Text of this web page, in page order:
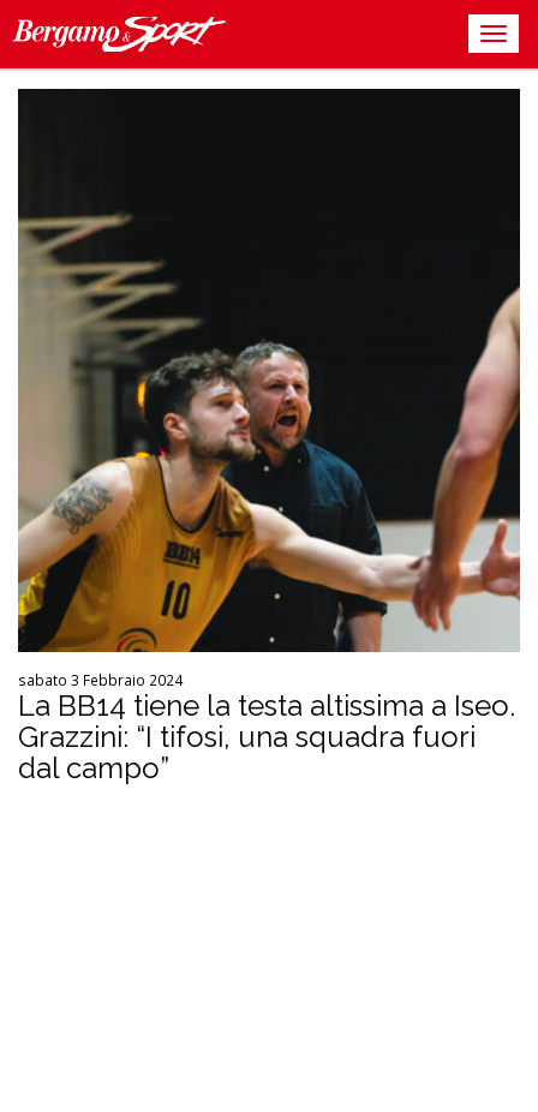
sabato 3 Febbraio 2024
La BB14 tiene la testa altissima a Iseo.
Grazzini: “I tifosi, una squadra fuori
dal campo”